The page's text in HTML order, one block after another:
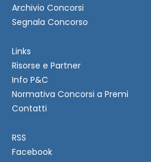
Archivio Concorsi
Segnala Concorso
Links
Risorse e Partner
Info P&C
Normativa Concorsi a Premi
Contatti
RSS
Facebook